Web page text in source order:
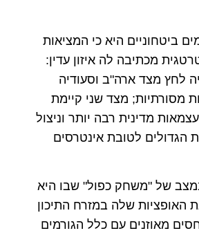
ביטחוניים היא כי המציאות
מכתיבה לה איזון עדין:
לחץ מצד ארה"ב וסעודיה
מסורתיות; מצד שני קיימת
מדינית רבה יותר וניצול
הגדולים לטובת אינטרסים
של "משחק כפול" שבו היא
האופציות שלה במזרח התיכון
מאוזנים עם כלל הגורמים